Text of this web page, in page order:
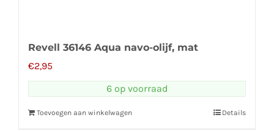
Revell 36146 Aqua navo-olijf, mat
€2,95
6 op voorraad
Toevoegen aan winkelwagen Details